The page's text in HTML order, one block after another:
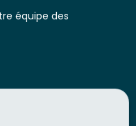
équipe des